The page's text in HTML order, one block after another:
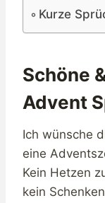
Kurze
Schöne
Advent
Ich wünsche
eine
Kein Hetzen
kein